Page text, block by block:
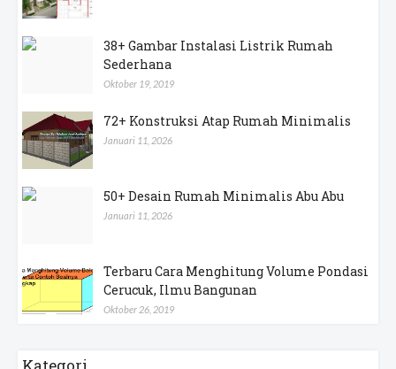
38+ Gambar Instalasi Listrik Rumah
Sederhana
Oktober 19, 2019
72+ Konstruksi Atap Rumah Minimalis
Januari 11, 2026
50+ Desain Rumah Minimalis Abu Abu
Januari 11, 2026
Terbaru Cara Menghitung Volume Pondasi
Cerucuk, Ilmu Bangunan
Oktober 26, 2019